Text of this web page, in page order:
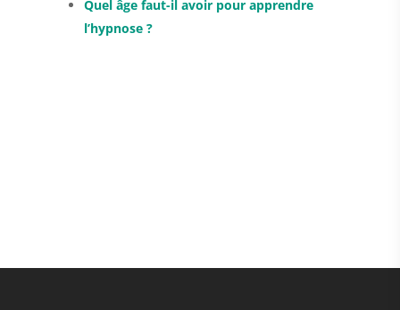
Quel âge faut-il avoir pour apprendre
l’hypnose ?